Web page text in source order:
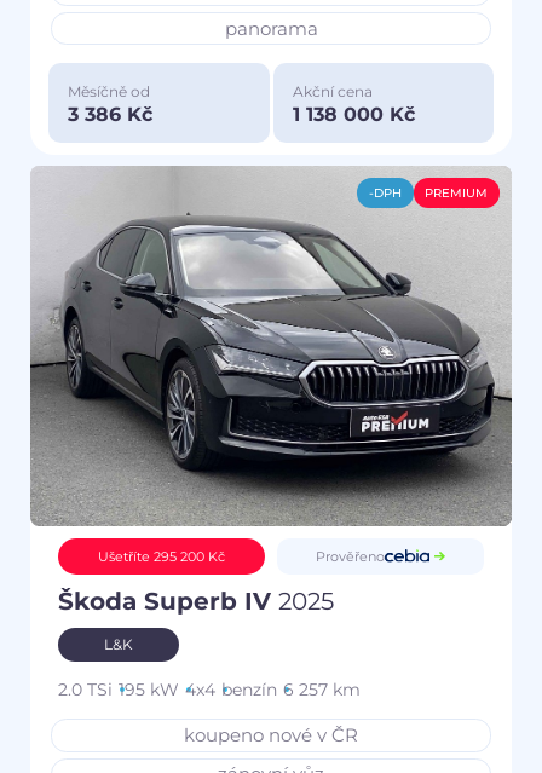
panorama
Měsíčně od
3 386 Kč
Akční cena
1 138 000 Kč
-DPH PREMIUM
Ušetříte 295 200 Kč Prověřeno
Škoda Superb IV 2025
L&K
2.0 TSi 195 kW 4x4 benzín 6 257 km
koupeno nové v ČR